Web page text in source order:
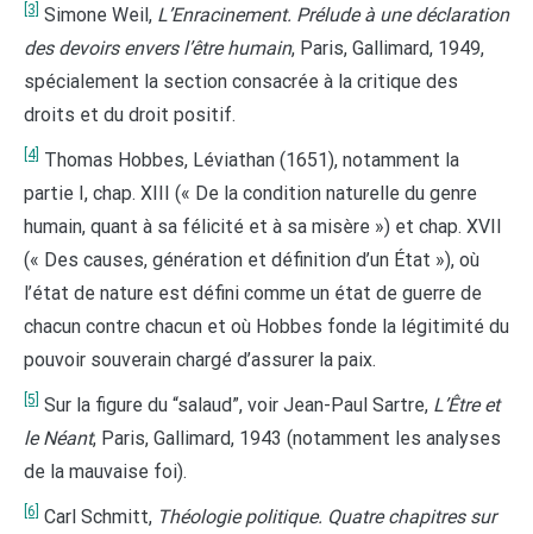
[3] Simone Weil, L’Enracinement. Prélude à une déclaration
des devoirs envers l’être humain, Paris, Gallimard, 1949,
spécialement la section consacrée à la critique des
droits et du droit positif.
[4] Thomas Hobbes, Léviathan (1651), notamment la
partie I, chap. XIII (« De la condition naturelle du genre
humain, quant à sa félicité et à sa misère ») et chap. XVII
(« Des causes, génération et définition d’un État »), où
l’état de nature est défini comme un état de guerre de
chacun contre chacun et où Hobbes fonde la légitimité du
pouvoir souverain chargé d’assurer la paix.
[5] Sur la figure du “salaud”, voir Jean-Paul Sartre, L’Être et
le Néant, Paris, Gallimard, 1943 (notamment les analyses
de la mauvaise foi).
[6] Carl Schmitt, Théologie politique. Quatre chapitres sur